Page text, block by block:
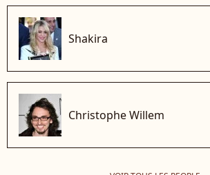
Shakira
Christophe Willem